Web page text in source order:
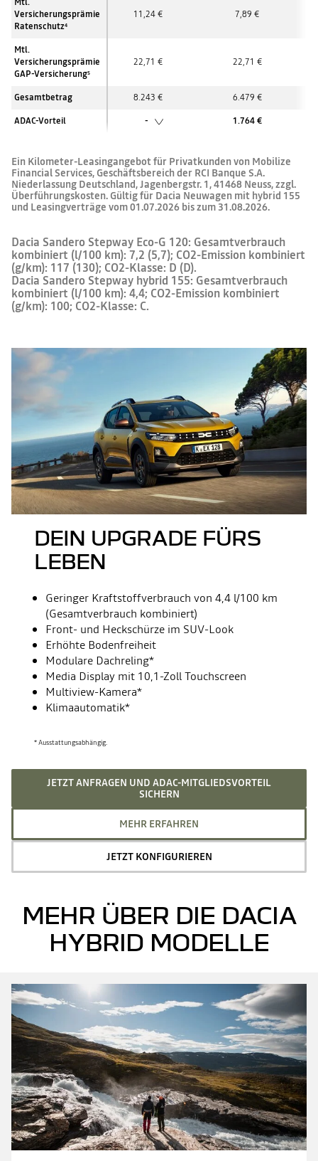
Mtl.
Versicherungsprämie
Ratenschutz4
11,24 € 7,89 €
Mtl.
Versicherungsprämie
GAP-Versicherung5
22,71 € 22,71 €
Gesamtbetrag 8.243 € 6.479 €
ADAC-Vorteil - 1.764 €
Ein Kilometer-Leasingangebot für Privatkunden von Mobilize
Financial Services, Geschäftsbereich der RCI Banque S.A.
Niederlassung Deutschland, Jagenbergstr. 1, 41468 Neuss, zzgl.
Überführungskosten. Gültig für Dacia Neuwagen mit hybrid 155
und Leasingverträge vom 01.07.2026 bis zum 31.08.2026.
Dacia Sandero Stepway Eco-G 120: Gesamtverbrauch
kombiniert (l/100 km): 7,2 (5,7); CO2-Emission kombiniert
(g/km): 117 (130); CO2-Klasse: D (D).
Dacia Sandero Stepway hybrid 155: Gesamtverbrauch
kombiniert (l/100 km): 4,4; CO2-Emission kombiniert
(g/km): 100; CO2-Klasse: C.
DEIN UPGRADE FÜRS
LEBEN
Geringer Kraftstoffverbrauch von 4,4 l/100 km
(Gesamtverbrauch kombiniert)
Front- und Heckschürze im SUV-Look
Erhöhte Bodenfreiheit
Modulare Dachreling*
Media Display mit 10,1-Zoll Touchscreen
Multiview-Kamera​*
Klimaautomatik*
* Ausstattungsabhängig.
JETZT ANFRAGEN UND ADAC-MITGLIEDSVORTEIL
SICHERN
MEHR ERFAHREN
JETZT KONFIGURIEREN
MEHR ÜBER DIE DACIA
HYBRID MODELLE